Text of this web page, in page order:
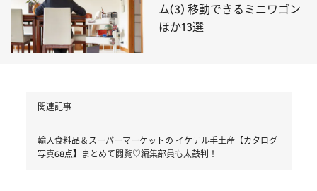
ム(3) 移動できるミニワゴン
ほか13選
関連記事
輸入食料品＆スーパーマーケットの イケテル手土産【カタログ
写真68点】まとめて閲覧♡編集部員も太鼓判！